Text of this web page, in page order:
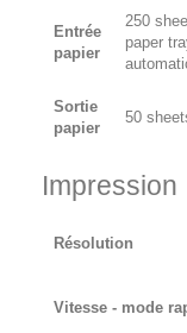
Entrée
papier
250
paper
Sortie
papier
50
Impression
Résolution
Vitesse - mode